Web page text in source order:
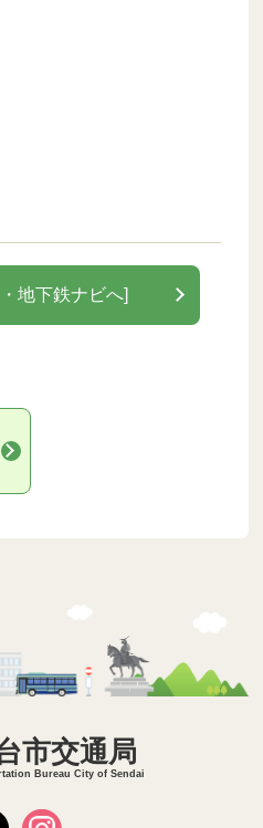
地下鉄ナビへ]
市交通局
Bureau City of Sendai